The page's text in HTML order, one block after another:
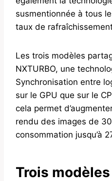
susmentionnée à tous
taux de
Les trois modèles
NXTURBO, une
Synchronisation entre
sur le GPU que sur le
cela permet
rendu des images de
consommation jusqu’à
Trois